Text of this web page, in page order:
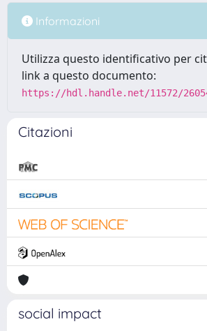
Informazioni
Utilizza questo identificativo per
link a questo documento:
https://hdl.handle.net/11572/
Citazioni
social impact